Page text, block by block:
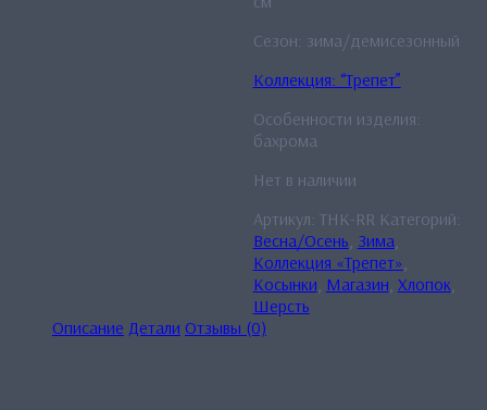
Сезон: зима/демисезонный
Коллекция: “Трепет”
Особенности изделия:
бахрома
Нет в наличии
Артикул: THK-RR Категорий:
Весна/Осень Зима
Коллекция «Трепет»
Косынки Магазин Хлопок
Шерсть
Описание Детали Отзывы (0)